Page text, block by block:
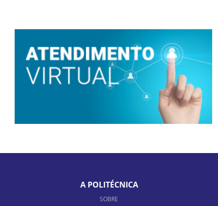
A POLITÉCNICA
SOBRE